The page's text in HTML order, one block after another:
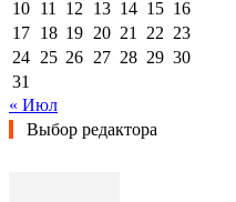
10 11 12 13 14 15 16
17 18 19 20 21 22 23
24 25 26 27 28 29 30
31
« Июл
Выбор редактора